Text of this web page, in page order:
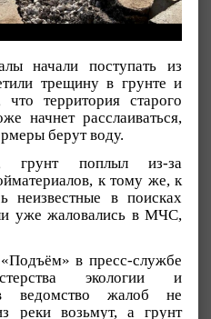
начали поступать из
трещину в грунте и
территория старого
начнет расслаиваться,
берут воду.
грунт поплыл из-за
к тому же, к
неизвестные в поисках
уже жаловались в МЧС,
в пресс-службе
экологии и
в ведомство жалоб не
реки возьмут, а грунт